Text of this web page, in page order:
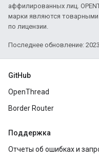
аффилированных лиц.
марки являются товарными
по лицензии.
Последнее обновление:
GitHub
OpenThread
Border Router
Поддержка
Отчеты об ошибках и